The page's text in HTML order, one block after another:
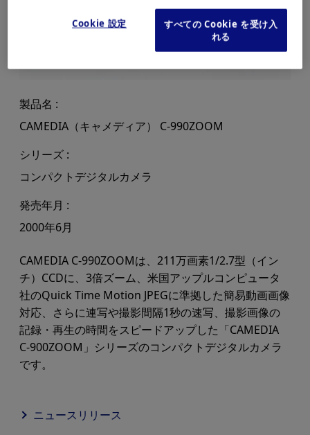
製品名
CAMEDIA（キャメディア） C-990ZOOM
シリーズ
コンパクトデジタルカメラ
発売年月
2000年6月
CAMEDIA C-990ZOOMは、211万画素1/2.7型（イン
チ）CCDに、3倍ズーム、米国アップルコンピュータ
社のQuick Time Motion JPEGに準拠した簡易動画画像
対応、さらに連写や撮影間隔1秒の速写、撮影画像の
記録・再生の時間をスピードアップした「CAMEDIA
C-900ZOOM」シリーズのコンパクトデジタルカメラ
です。
ニュースリリース
Cookie 設定
すべての Cookie を受け入
れる